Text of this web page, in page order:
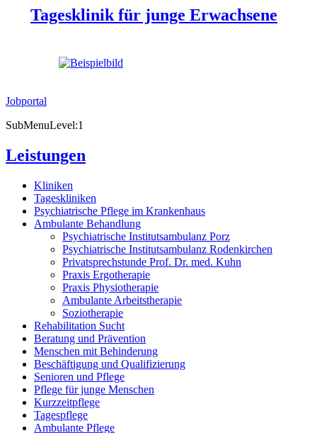
Tagesklinik für junge Erwachsene
Jobportal
SubMenuLevel:1
Leistungen
Kliniken
Tageskliniken
Psychiatrische Pflege im Krankenhaus
Ambulante Behandlung
Psychiatrische Institutsambulanz Porz
Psychiatrische Institutsambulanz Rodenkirchen
Privatsprechstunde Prof. Dr. med. Kuhn
Praxis Ergotherapie
Praxis Physiotherapie
Ambulante Arbeitstherapie
Soziotherapie
Rehabilitation Sucht
Beratung und Prävention
Menschen mit Behinderung
Beschäftigung und Qualifizierung
Senioren und Pflege
Pflege für junge Menschen
Kurzzeitpflege
Tagespflege
Ambulante Pflege